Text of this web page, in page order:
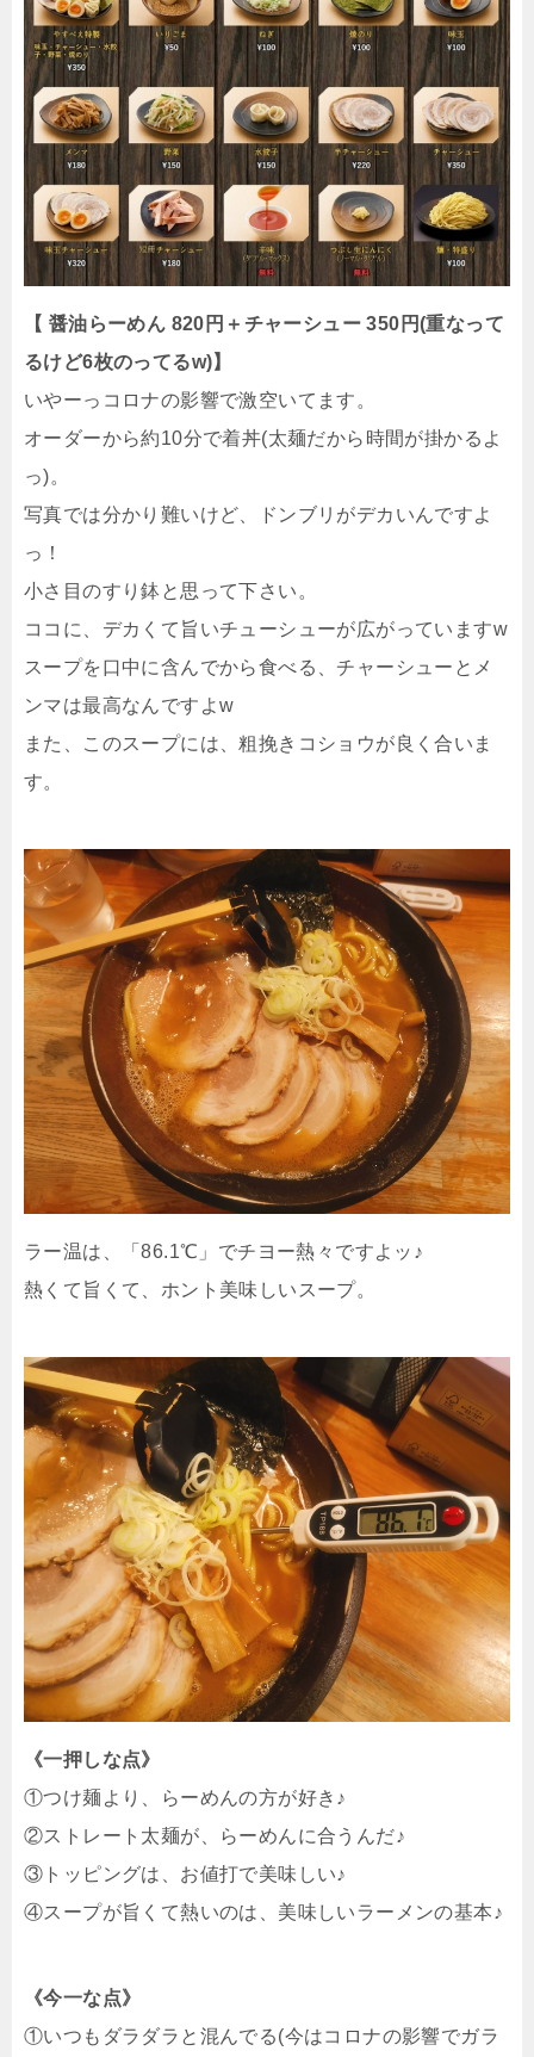
【 醤油らーめん 820円＋チャーシュー 350円(重なって
るけど6枚のってるw)】
いやーっコロナの影響で激空いてます。
オーダーから約10分で着丼(太麺だから時間が掛かるよ
っ)。
写真では分かり難いけど、ドンブリがデカいんですよ
っ！
小さ目のすり鉢と思って下さい。
ココに、デカくて旨いチューシューが広がっていますw
スープを口中に含んでから食べる、チャーシューとメ
ンマは最高なんですよw
また、このスープには、粗挽きコショウが良く合いま
す。
ラー温は、「86.1℃」でチヨー熱々ですよッ♪
熱くて旨くて、ホント美味しいスープ。
《一押しな点》
①つけ麺より、らーめんの方が好き♪
②ストレート太麺が、らーめんに合うんだ♪
③トッピングは、お値打で美味しい♪
④スープが旨くて熱いのは、美味しいラーメンの基本♪
《今一な点》
①いつもダラダラと混んでる(今はコロナの影響でガラ